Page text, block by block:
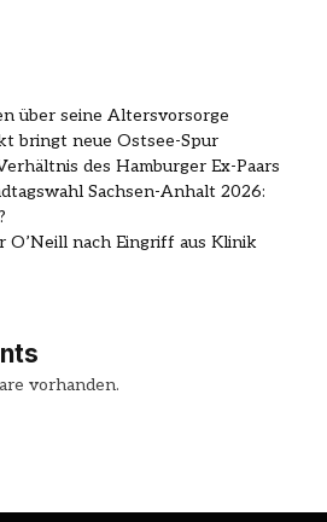
über seine Altersvorsorge
bringt neue Ostsee-Spur
des Hamburger Ex-Paars
Sachsen-Anhalt 2026:
nach Eingriff aus Klinik
vorhanden.